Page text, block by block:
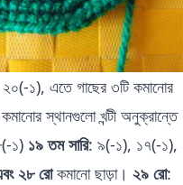
১), এতে গাছের ৩টি কমানোর
স্থানগুলো খন্টী অনুক্রান্তে
১) ১৯ তম সারি: ৯(-১), ১৭(-১),
২৮ রোকমানো ছাড়া। ২৯ রো: